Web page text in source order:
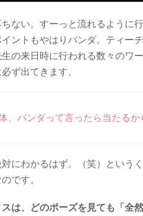
ない。すーっと流れるように
ントもやはりバンダ。ティー
の来日時に行われる数々のワ
ず出てきます。
、バンダって言ったら当たるか
にわかるはず。（笑）という
です。
は、どのポーズを見ても「全